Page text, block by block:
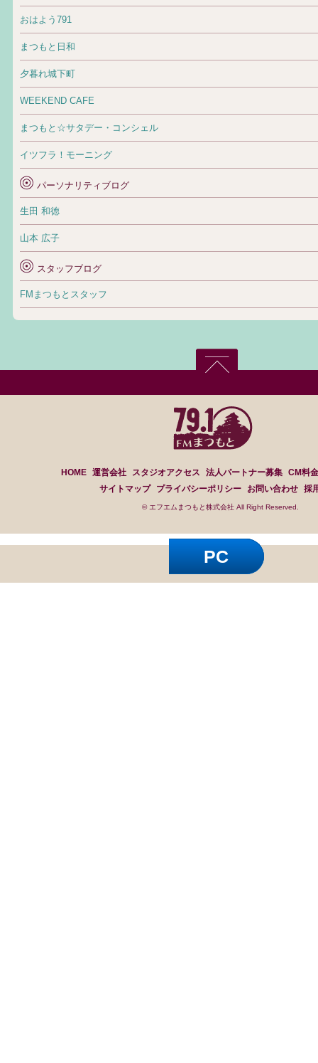
おはよう791
まつもと日和
夕暮れ城下町
WEEKEND CAFE
まつもと☆サタデー・コンシェル
イツフラ！モーニング
パーソナリティブログ
生田 和徳
山本 広子
スタッフブログ
FMまつもとスタッフ
HOME 運営会社 スタジオアクセス 法人パートナー募集 CM料
サイトマップ
プライバシーポリシー お問い合わせ 採
© エフエムまつもと株式会社 All Right Reserved.
PC